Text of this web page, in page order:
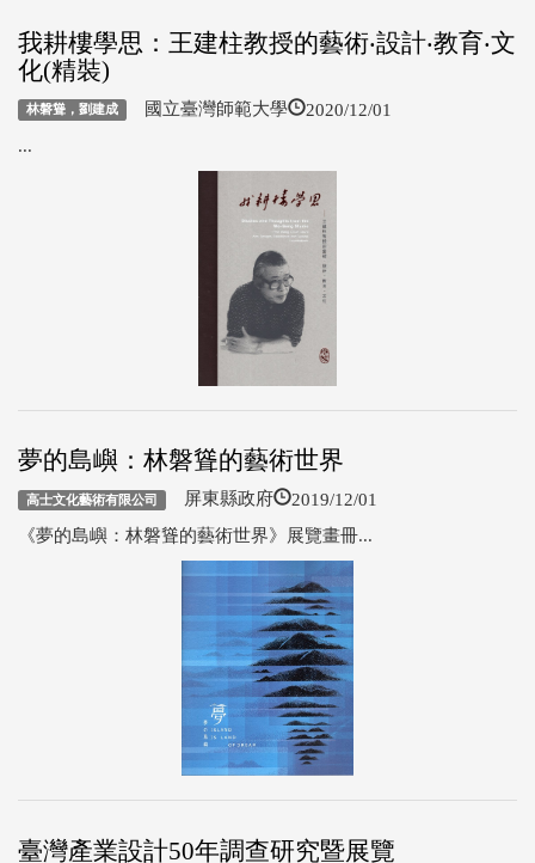
我耕樓學思：王建柱教授的藝術‧設計‧教育‧文
化(精裝)
林磐聳，劉建成 國立臺灣師範大學 2020/12/01
...
夢的島嶼：林磐聳的藝術世界
高士文化藝術有限公司 屏東縣政府 2019/12/01
《夢的島嶼：林磐聳的藝術世界》展覽畫冊...
臺灣產業設計50年調查研究暨展覽